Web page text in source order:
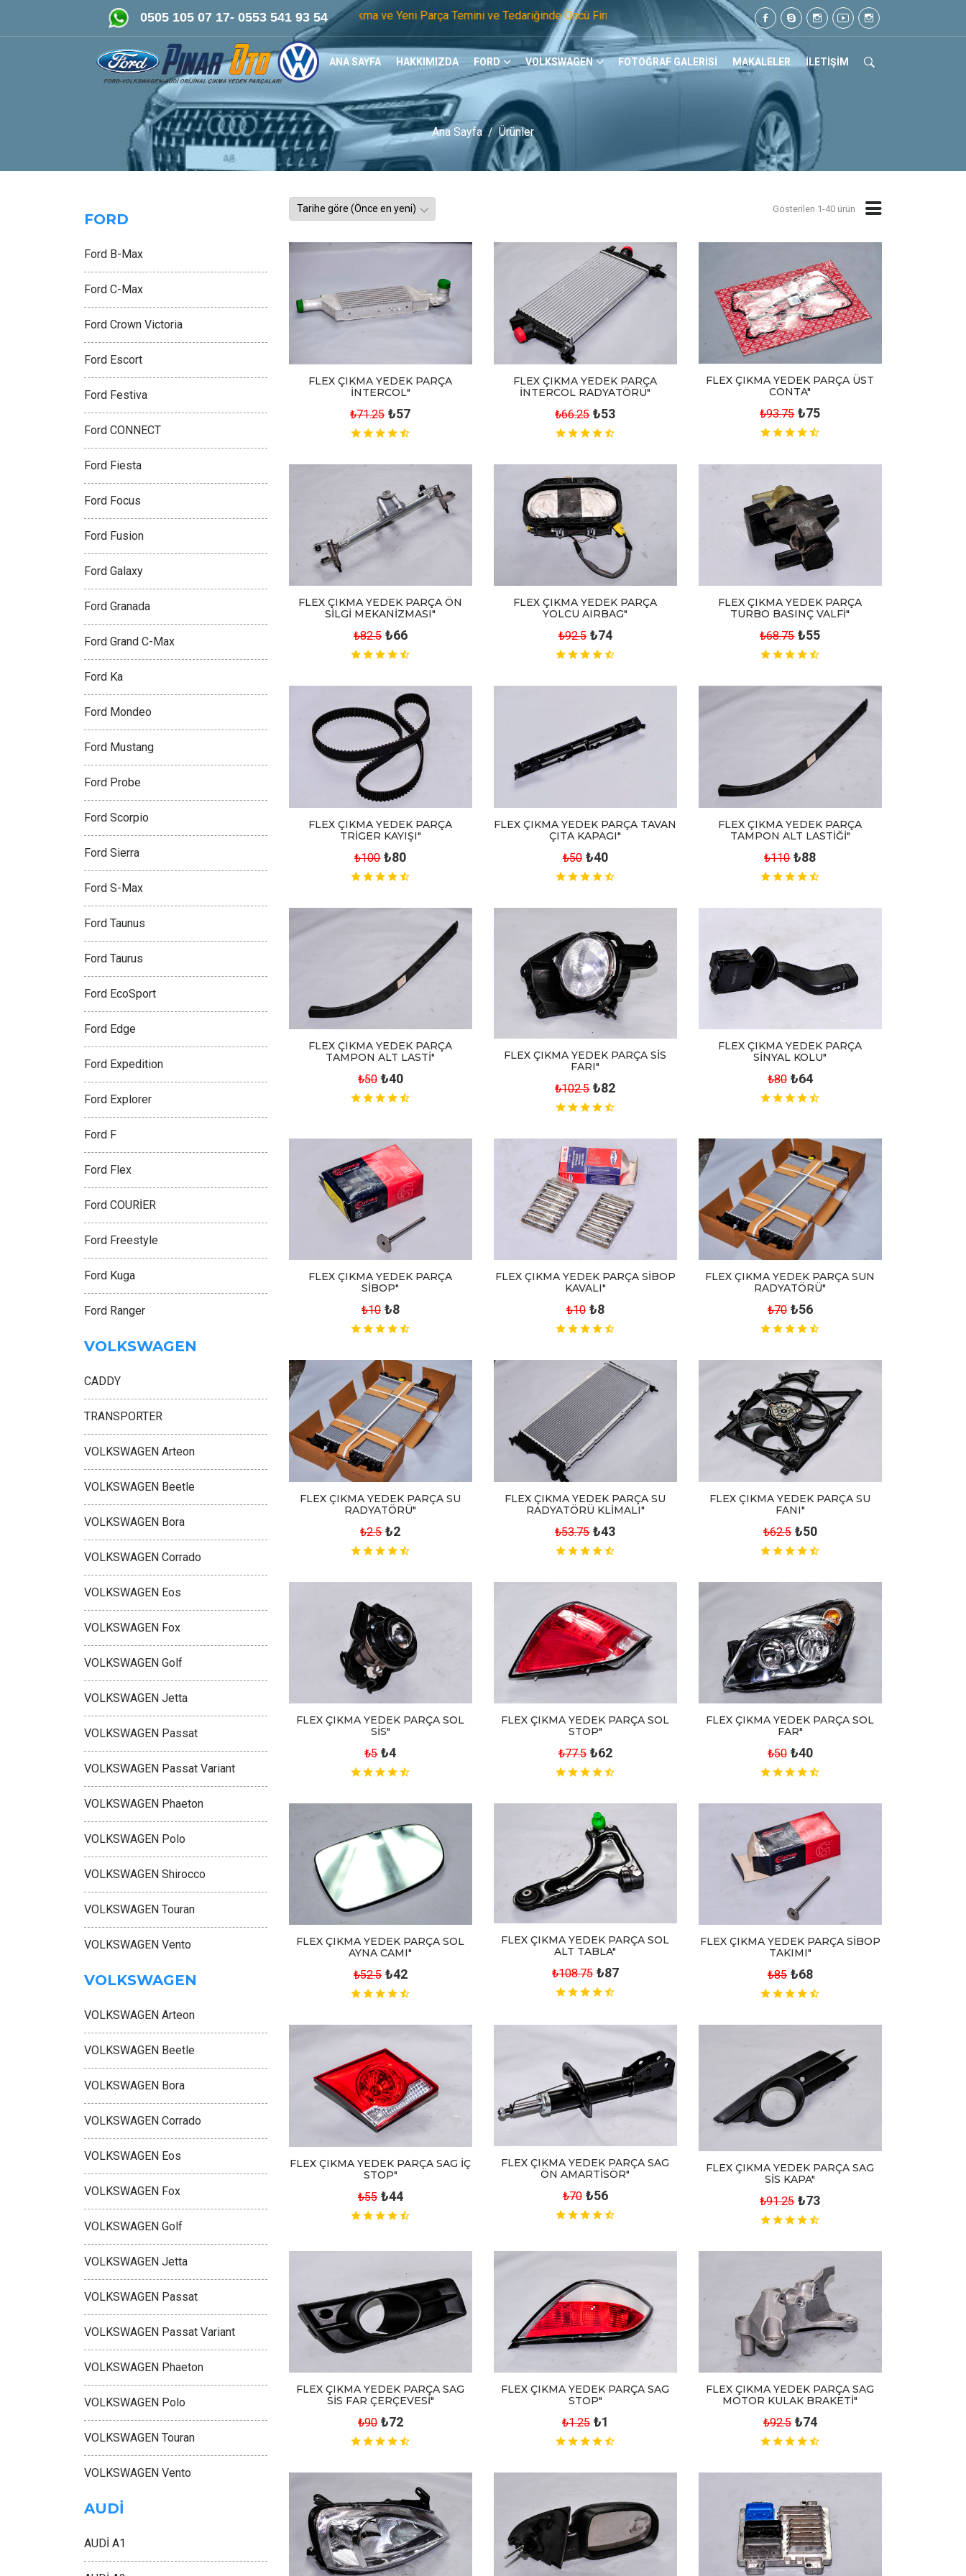
0505 105 07 17- 0553 541 93 54
FORD-VOLKSWAGEN- AUDİ Orijinal Çıkma ve Yeni Parça Temini ve Tedariğinde Öncü Firmayız. Tel: 0505 105 07 17
ANA SAYFA HAKKIMIZDA FORD VOLKSWAGEN FOTOĞRAF GALERİSİ MAKALELER İLETİŞİM
Ana Sayfa Ürünler
Gösterilen 1-40 ürün
FLEX ÇIKMA YEDEK PARÇA
İNTERCOL"
₺71.25 ₺57
FLEX ÇIKMA YEDEK PARÇA
İNTERCOL RADYATÖRÜ"
₺66.25 ₺53
FLEX ÇIKMA YEDEK PARÇA ÜST
CONTA"
₺93.75 ₺75
FLEX ÇIKMA YEDEK PARÇA ÖN
SİLGİ MEKANİZMASI"
₺82.5 ₺66
FLEX ÇIKMA YEDEK PARÇA
YOLCU AIRBAG"
₺92.5 ₺74
FLEX ÇIKMA YEDEK PARÇA
TURBO BASINÇ VALFİ"
₺68.75 ₺55
FLEX ÇIKMA YEDEK PARÇA
TRİGER KAYIŞI"
₺100 ₺80
FLEX ÇIKMA YEDEK PARÇA TAVAN
ÇITA KAPAGI"
₺50 ₺40
FLEX ÇIKMA YEDEK PARÇA
TAMPON ALT LASTİĞİ"
₺110 ₺88
FLEX ÇIKMA YEDEK PARÇA
TAMPON ALT LASTİ"
₺50 ₺40
FLEX ÇIKMA YEDEK PARÇA SİS
FARI"
₺102.5 ₺82
FLEX ÇIKMA YEDEK PARÇA
SİNYAL KOLU"
₺80 ₺64
FLEX ÇIKMA YEDEK PARÇA
SİBOP"
₺10 ₺8
FLEX ÇIKMA YEDEK PARÇA SİBOP
KAVALI"
₺10 ₺8
FLEX ÇIKMA YEDEK PARÇA SUN
RADYATÖRÜ"
₺70 ₺56
FLEX ÇIKMA YEDEK PARÇA SU
RADYATÖRÜ"
₺2.5 ₺2
FLEX ÇIKMA YEDEK PARÇA SU
RADYATÖRÜ KLİMALI"
₺53.75 ₺43
FLEX ÇIKMA YEDEK PARÇA SU
FANI"
₺62.5 ₺50
FLEX ÇIKMA YEDEK PARÇA SOL
SİS"
₺5 ₺4
FLEX ÇIKMA YEDEK PARÇA SOL
STOP"
₺77.5 ₺62
FLEX ÇIKMA YEDEK PARÇA SOL
FAR"
₺50 ₺40
FLEX ÇIKMA YEDEK PARÇA SOL
AYNA CAMI"
₺52.5 ₺42
FLEX ÇIKMA YEDEK PARÇA SOL
ALT TABLA"
₺108.75 ₺87
FLEX ÇIKMA YEDEK PARÇA SİBOP
TAKIMI"
₺85 ₺68
FLEX ÇIKMA YEDEK PARÇA SAG İÇ
STOP"
₺55 ₺44
FLEX ÇIKMA YEDEK PARÇA SAG
ÖN AMARTİSÖR"
₺70 ₺56
FLEX ÇIKMA YEDEK PARÇA SAG
SİS KAPA"
₺91.25 ₺73
FLEX ÇIKMA YEDEK PARÇA SAG
SİS FAR ÇERÇEVESİ"
₺90 ₺72
FLEX ÇIKMA YEDEK PARÇA SAG
STOP"
₺1.25 ₺1
FLEX ÇIKMA YEDEK PARÇA SAG
MOTOR KULAK BRAKETİ"
₺92.5 ₺74
FORD
Ford B-Max
Ford C-Max
Ford Crown Victoria
Ford Escort
Ford Festiva
Ford CONNECT
Ford Fiesta
Ford Focus
Ford Fusion
Ford Galaxy
Ford Granada
Ford Grand C-Max
Ford Ka
Ford Mondeo
Ford Mustang
Ford Probe
Ford Scorpio
Ford Sierra
Ford S-Max
Ford Taunus
Ford Taurus
Ford EcoSport
Ford Edge
Ford Expedition
Ford Explorer
Ford F
Ford Flex
Ford COURİER
Ford Freestyle
Ford Kuga
Ford Ranger
VOLKSWAGEN
CADDY
TRANSPORTER
VOLKSWAGEN Arteon
VOLKSWAGEN Beetle
VOLKSWAGEN Bora
VOLKSWAGEN Corrado
VOLKSWAGEN Eos
VOLKSWAGEN Fox
VOLKSWAGEN Golf
VOLKSWAGEN Jetta
VOLKSWAGEN Passat
VOLKSWAGEN Passat Variant
VOLKSWAGEN Phaeton
VOLKSWAGEN Polo
VOLKSWAGEN Shirocco
VOLKSWAGEN Touran
VOLKSWAGEN Vento
VOLKSWAGEN
VOLKSWAGEN Arteon
VOLKSWAGEN Beetle
VOLKSWAGEN Bora
VOLKSWAGEN Corrado
VOLKSWAGEN Eos
VOLKSWAGEN Fox
VOLKSWAGEN Golf
VOLKSWAGEN Jetta
VOLKSWAGEN Passat
VOLKSWAGEN Passat Variant
VOLKSWAGEN Phaeton
VOLKSWAGEN Polo
VOLKSWAGEN Touran
VOLKSWAGEN Vento
AUDİ
AUDİ A1